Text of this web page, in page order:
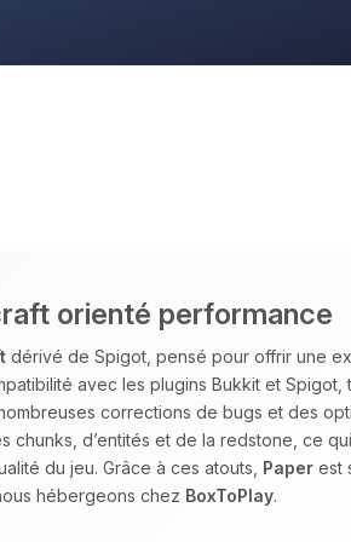
orienté performance
dérivé de Spigot, pensé pour offrir une
avec les plugins Bukkit et Spigot,
corrections de bugs et des
chunks, d’entités et de la redstone, ce
du jeu. Grâce à ces atouts, Paper est
hébergeons chez BoxToPlay.